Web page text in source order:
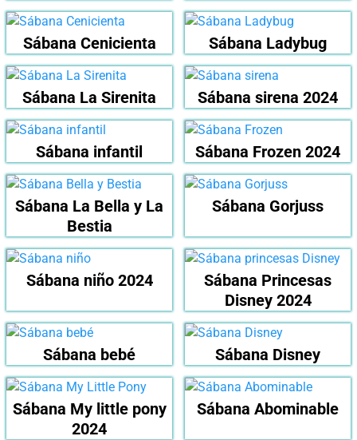
Sábana Cenicienta Sábana Ladybug
Sábana La Sirenita Sábana sirena 2024
Sábana infantil Sábana Frozen 2024
Sábana La Bella y La
Bestia
Sábana Gorjuss
Sábana niño 2024
Sábana Princesas
Disney 2024
Sábana bebé Sábana Disney
Sábana My little pony
2024
Sábana Abominable